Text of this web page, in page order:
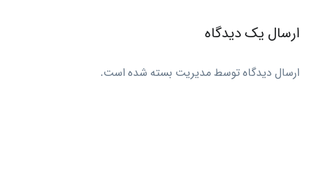
ارسال یک دیدگاه
ارسال دیدگاه توسط مدیریت بسته شده است.